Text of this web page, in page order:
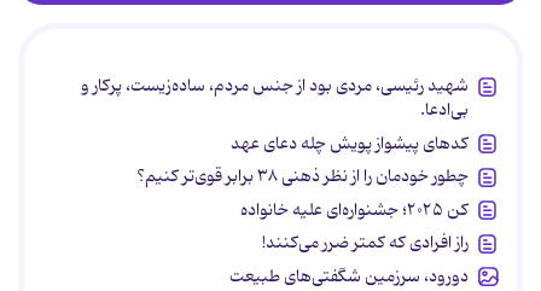
شهید رئیسی، مردی بود از جنس مردم، ساده‌زیست، پرکار و
بی‌ادعا.
کدهای پیشواز پویش چله دعای عهد
چطور خودمان را از نظر ذهنی ۳۸ برابر قوی‌تر کنیم؟
کن ۲۰۲۵؛ جشنواره‌ای علیه خانواده
راز افرادی که کمتر ضرر می‌کنند!
دورود، سرزمین شگفتی‌های طبیعت